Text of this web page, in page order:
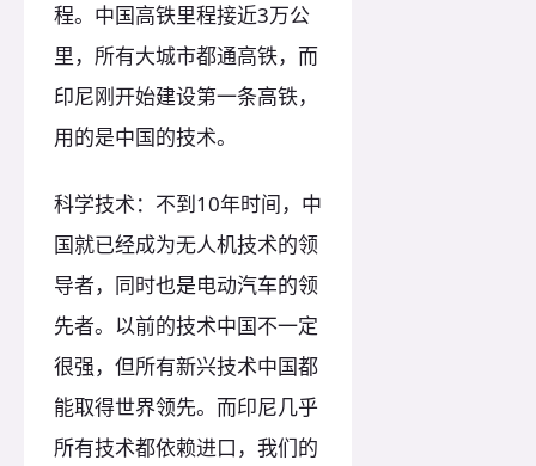
程。中国高铁里程接近3万公
里，所有大城市都通高铁，而
印尼刚开始建设第一条高铁，
用的是中国的技术。
科学技术：不到10年时间，中
国就已经成为无人机技术的领
导者，同时也是电动汽车的领
先者。以前的技术中国不一定
很强，但所有新兴技术中国都
能取得世界领先。而印尼几乎
所有技术都依赖进口，我们的